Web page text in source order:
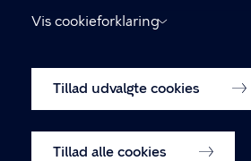
Vis cookieforklaring
Tillad udvalgte cookies
Tillad alle cookies
Om hjemmesiden
Cookiepolitik